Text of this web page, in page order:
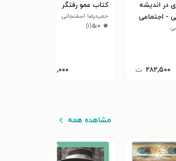
در اندیشه
- اجتماعی
محمد اقبال
۲۸۲,۵۰۰ ت
کتاب عمو رفتگر
حمیدرضا اسفنجانی
۵٫۰(۱)
۲۷,۰۰۰
مشاهده همه